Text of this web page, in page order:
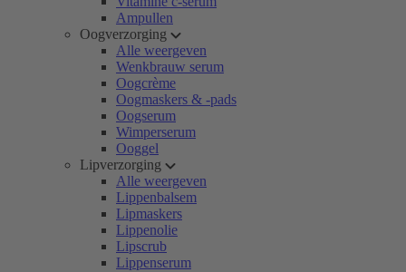
Ampullen
Oogverzorging
Alle weergeven
Wenkbrauw serum
Oogcrème
Oogmaskers & -pads
Oogserum
Wimperserum
Ooggel
Lipverzorging
Alle weergeven
Lippenbalsem
Lipmaskers
Lippenolie
Lipscrub
Lippenserum